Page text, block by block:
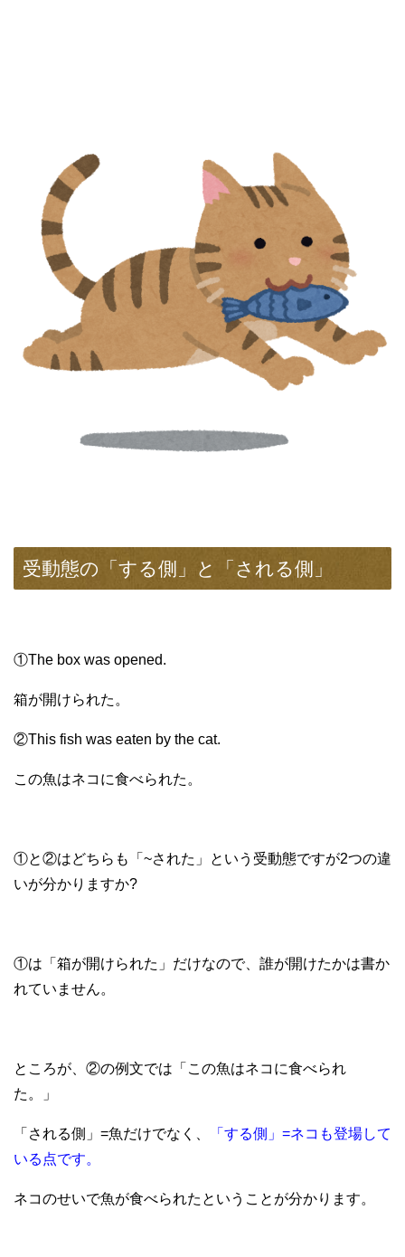
受動態の「する側」と「される側」
①The box was opened.
箱が開けられた。
②This fish was eaten by the cat.
この魚はネコに食べられた。
①と②はどちらも「~された」という受動態ですが2つの違
いが分かりますか?
①は「箱が開けられた」だけなので、誰が開けたかは書か
れていません。
ところが、②の例文では「この魚はネコに食べられ
た。」
「される側」=魚だけでなく、
「する側」=ネコも登場して
いる点です。
ネコのせいで魚が食べられたということが分かります。